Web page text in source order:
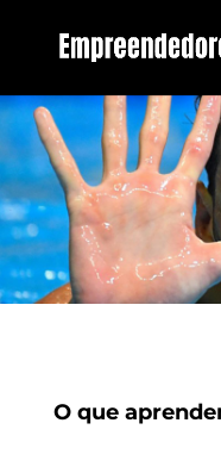
O que